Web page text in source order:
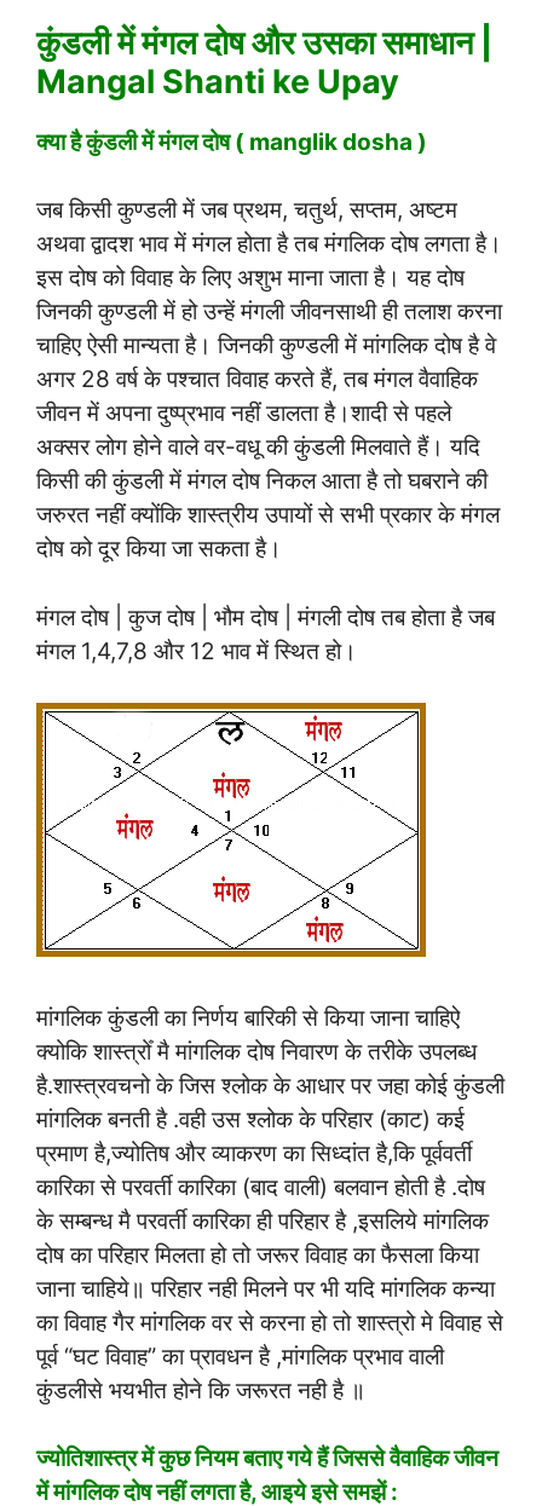
कुंडली में मंगल दोष और उसका समाधान |
Mangal Shanti ke Upay
क्या है कुंडली में मंगल दोष ( manglik dosha )
जब किसी कुण्डली में जब प्रथम, चतुर्थ, सप्तम, अष्टम
अथवा द्वादश भाव में मंगल होता है तब मंगलिक दोष लगता है।
इस दोष को विवाह के लिए अशुभ माना जाता है। यह दोष
जिनकी कुण्डली में हो उन्हें मंगली जीवनसाथी ही तलाश करना
चाहिए ऐसी मान्यता है। जिनकी कुण्डली में मांगलिक दोष है वे
अगर 28 वर्ष के पश्चात विवाह करते हैं, तब मंगल वैवाहिक
जीवन में अपना दुष्प्रभाव नहीं डालता है।शादी से पहले
अक्सर लोग होने वाले वर-वधू की कुंडली मिलवाते हैं। यदि
किसी की कुंडली में मंगल दोष निकल आता है तो घबराने की
जरुरत नहीं क्योंकि शास्त्रीय उपायों से सभी प्रकार के मंगल
दोष को दूर किया जा सकता है।
मंगल दोष | कुज दोष | भौम दोष | मंगली दोष तब होता है जब
मंगल 1,4,7,8 और 12 भाव में स्थित हो।
मांगलिक कुंडली का निर्णय बारिकी से किया जाना चाहिऐ
क्योकि शास्त्रोँ मै मांगलिक दोष निवारण के तरीके उपलब्ध
है.शास्त्रवचनो के जिस श्लोक के आधार पर जहा कोई कुंडली
मांगलिक बनती है .वही उस श्लोक के परिहार (काट) कई
प्रमाण है,ज्योतिष और व्याकरण का सिध्दांत है,कि पूर्ववर्ती
कारिका से परवर्ती कारिका (बाद वाली) बलवान होती है .दोष
के सम्बन्ध मै परवर्ती कारिका ही परिहार है ,इसलिये मांगलिक
दोष का परिहार मिलता हो तो जरूर विवाह का फैसला किया
जाना चाहिये॥ परिहार नही मिलने पर भी यदि मांगलिक कन्या
का विवाह गैर मांगलिक वर से करना हो तो शास्त्रो मे विवाह से
पूर्व “घट विवाह” का प्रावधन है ,मांगलिक प्रभाव वाली
कुंडलीसे भयभीत होने कि जरूरत नही है ॥
ज्योतिशास्त्र में कुछ नियम बताए गये हैं जिससे वैवाहिक जीवन
में मांगलिक दोष नहीं लगता है, आइये इसे समझें :